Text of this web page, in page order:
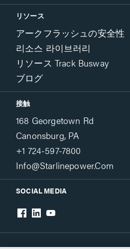
リソース
アークフラッシュの安全性
리소스 라이브러리
リソース Track Busway
ブログ
接触
168 Georgetown Rd
Canonsburg, PA
+1 724-597-7800
Info@starlinepower.com
SOCIAL MEDIA